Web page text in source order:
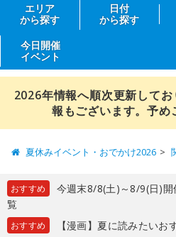
エリア
から探す
日付
から探す
今日開催
イベント
2026年情報へ順次更新して
報もございます。予め
夏休みイベント・おでかけ2026
おすすめ
今週末8/8(土)～8/9(日)
覧
おすすめ 【漫画】夏に読みたいお